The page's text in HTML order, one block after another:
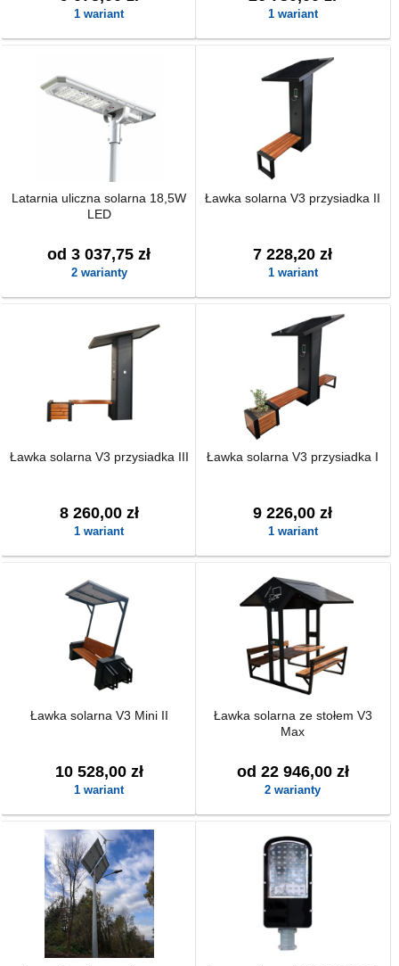
1 wariant 1 wariant
Latarnia uliczna solarna 18,5W
LED
od 3 037,75 zł
2 warianty
Ławka solarna V3 przysiadka II
7 228,20 zł
1 wariant
Ławka solarna V3 przysiadka III
8 260,00 zł
1 wariant
Ławka solarna V3 przysiadka I
9 226,00 zł
1 wariant
Ławka solarna V3 Mini II
10 528,00 zł
1 wariant
Ławka solarna ze stołem V3
Max
od 22 946,00 zł
2 warianty